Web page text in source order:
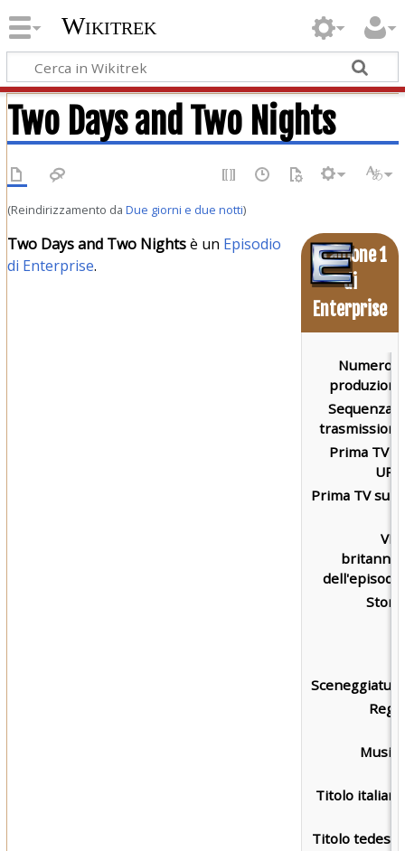
Wikitrek
Two Days and Two Nights
(Reindirizzamento da Due giorni e due notti)
Stagione 1
di
Enterprise
Numero
Sequenza
Prima TV
Prima TV su
Titolo
Titolo
Two Days and Two Nightsè un Episodio
di Enterprise.